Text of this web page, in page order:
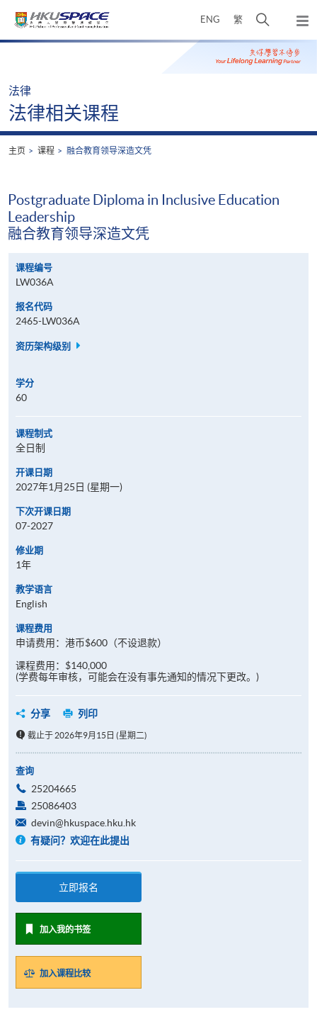
ENG 繁
开
搜
寻
弹
出
主
Main
法律
法律相关课程
主页 课程 融合教育领导深造文凭
Postgraduate Diploma in Inclusive Education
Leadership
融合教育领导深造文凭
课程编号
LW036A
报名代码
2465-LW036A
资历架构级别
学分
60
课程制式
全日制
开课日期
2027年1月25日 (星期一)
下次开课日期
07-2027
修业期
1年
教学语言
English
课程费用
申请费用：港币$600（不设退款）
课程费用：$140,000
(学费每年审核，可能会在没有事先通知的情况下更改。)
分享 列印
截止于 2026年9月15日 (星期二)
查询
25204665
25086403
devin@hkuspace.hku.hk
有疑问？欢迎在此提出
立即报名
加入我的书签
加入课程比较